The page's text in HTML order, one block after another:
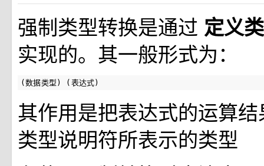
强制类型转换是通过 定义
实现的。其一般形式为：
(数据类型) (表达式)
其作用是把表达式的运算
类型说明符所表示的类型